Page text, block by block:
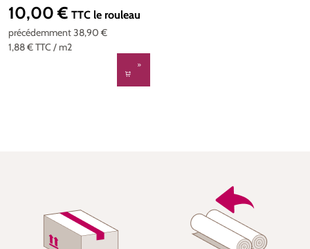
1,88 €TTC / m2
Prix régulier :
10,00 € TTC le rouleau
précédemment 38,90 €